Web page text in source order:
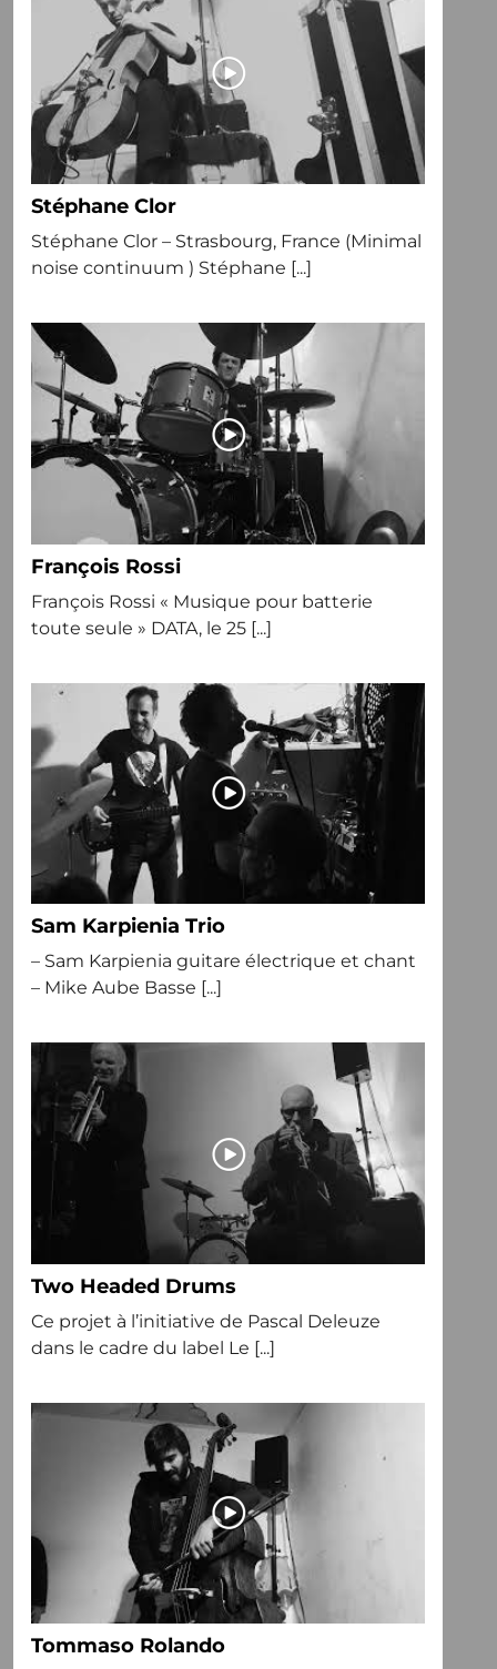
Stéphane Clor
Stéphane Clor – Strasbourg, France (Minimal
noise continuum ) Stéphane [...]
François Rossi
François Rossi « Musique pour batterie
toute seule » DATA, le 25 [...]
Sam Karpienia Trio
– Sam Karpienia guitare électrique et chant
– Mike Aube Basse [...]
Two Headed Drums
Ce projet à l’initiative de Pascal Deleuze
dans le cadre du label Le [...]
Tommaso Rolando